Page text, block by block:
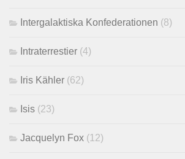
Intergalaktiska Konfederationen (8)
Intraterrestier (4)
Iris Kähler (62)
Isis (23)
Jacquelyn Fox (12)